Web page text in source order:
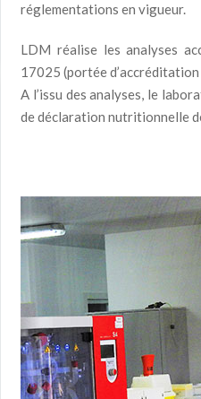
réglementations en vigueur.
LDM réalise les analyses
17025 (portée
A l’issu des analyses, le
de déclaration nutritionnelle